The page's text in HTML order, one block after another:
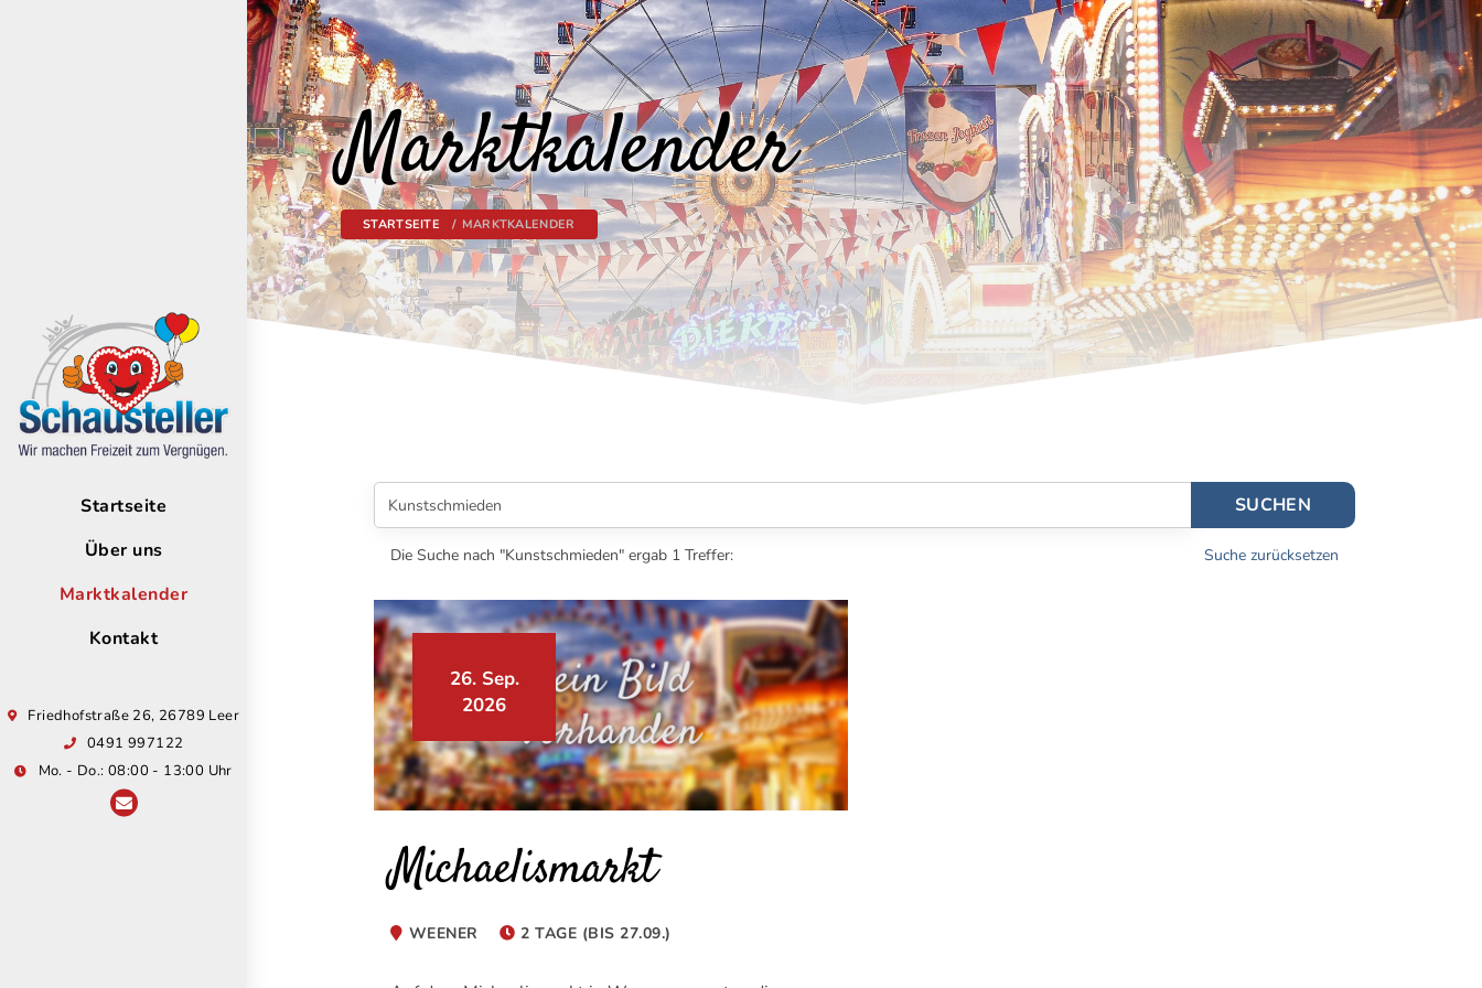
Startseite
Über uns
Marktkalender
Kontakt
Friedhofstraße 26, 26789 Leer
0491 997122
Mo. - Do.: 08:00 - 13:00 Uhr
Marktkalender
STARTSEITE MARKTKALENDER
SUCHEN
Die Suche nach "Kunstschmieden" ergab 1 Treffer: Suche zurücksetzen
26. Sep.
2026
Michaelismarkt
WEENER 2 TAGE (BIS 27.09.)